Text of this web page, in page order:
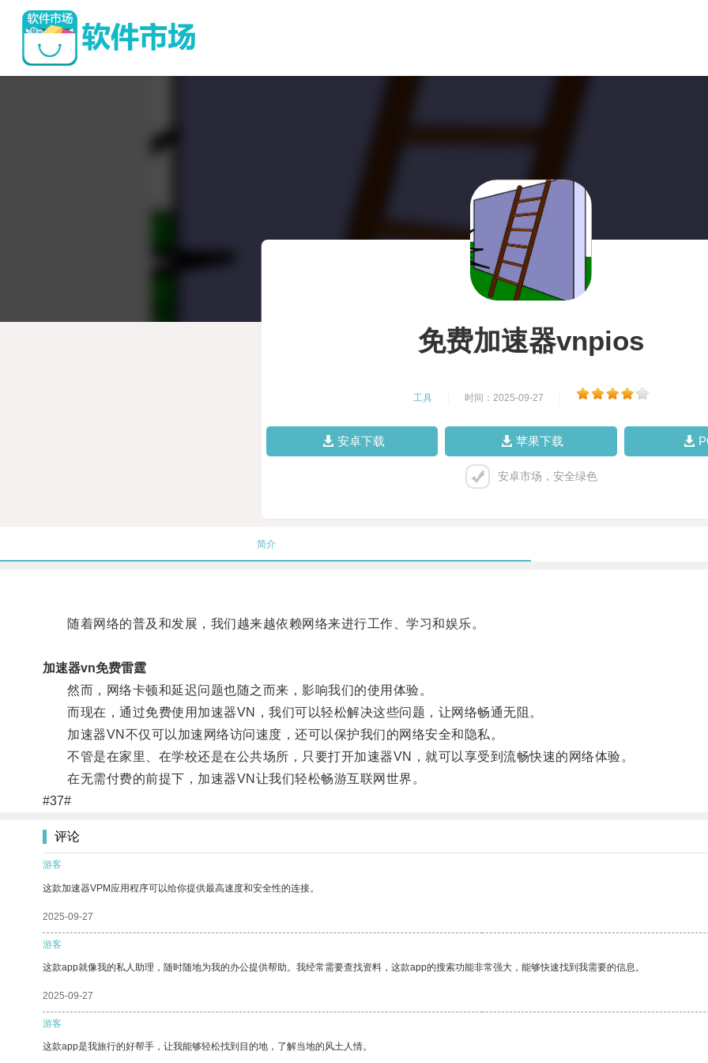
免费加速器vnpios
工具 时间：2025-09-27
安卓下载 苹果下载
安卓市场，安全绿色
简介
随着网络的普及和发展，我们越来越依赖网络来进行工作、学习和娱乐。
加速器vn免费雷霆
然而，网络卡顿和延迟问题也随之而来，影响我们的使用体验。
而现在，通过免费使用加速器VN，我们可以轻松解决这些问题，让网络畅通无阻。
加速器VN不仅可以加速网络访问速度，还可以保护我们的网络安全和隐私。
不管是在家里、在学校还是在公共场所，只要打开加速器VN，就可以享受到流畅快速的网络体验。
在无需付费的前提下，加速器VN让我们轻松畅游互联网世界。
#37#
评论
游客
这款加速器VPM应用程序可以给你提供最高速度和安全性的连接。
2025-09-27
游客
这款app就像我的私人助理，随时随地为我的办公提供帮助。我经常需要查找资料，这款app的搜索功能非常强大，能够快速找到我需要的信息。
2025-09-27
游客
这款app是我旅行的好帮手，让我能够轻松找到目的地，了解当地的风土人情。